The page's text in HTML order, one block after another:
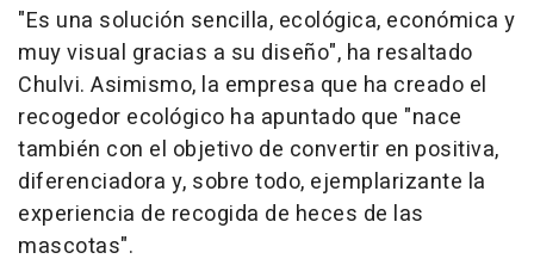
"Es una solución sencilla, ecológica, económica y
muy visual gracias a su diseño", ha resaltado
Chulvi. Asimismo, la empresa que ha creado el
recogedor ecológico ha apuntado que "nace
también con el objetivo de convertir en positiva,
diferenciadora y, sobre todo, ejemplarizante la
experiencia de recogida de heces de las
mascotas".